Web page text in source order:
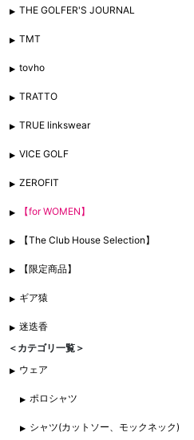
THE GOLFER'S JOURNAL
TMT
tovho
TRATTO
TRUE linkswear
VICE GOLF
ZEROFIT
【for WOMEN】
【The Club House Selection】
【限定商品】
ギア猿
迷迭香
＜カテゴリ一覧＞
ウェア
ポロシャツ
シャツ(カットソー、モックネック)